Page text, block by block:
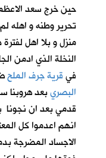
حين خرج سعد
تحرير وطنه و اهله
منزل و بلا اهل
النخلة الذي ادمن
فيقرية جرف الملح
البصريبعد هروبنا
قدمي بعد ان نجونا
انهم اعدموا كل
الاجساد المضرجة